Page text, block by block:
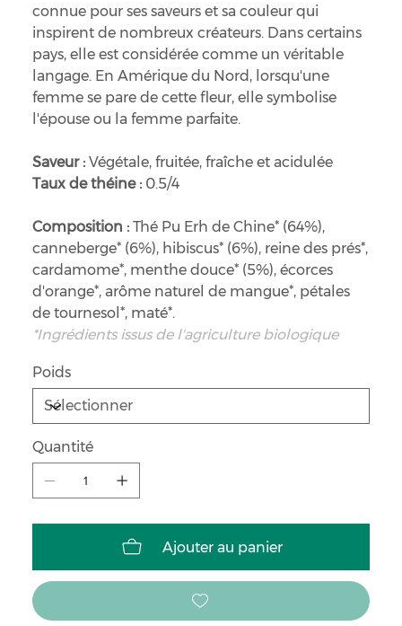
connue pour ses saveurs et sa couleur qui
inspirent de nombreux créateurs. Dans certains
pays, elle est considérée comme un véritable
langage. En Amérique du Nord, lorsqu'une
femme se pare de cette fleur, elle symbolise
l'épouse ou la femme parfaite.
Saveur :Végétale, fruitée, fraîche et acidulée
Taux de théine : 0.5/4
Composition : Thé Pu Erh de Chine* (64%),
canneberge* (6%), hibiscus* (6%), reine des prés*,
cardamome*, menthe douce* (5%), écorces
d'orange*, arôme naturel de mangue*, pétales
de tournesol*, maté*.
*Ingrédients issus de l'agriculture biologique
Poids
Quantité
Ajouter au panier